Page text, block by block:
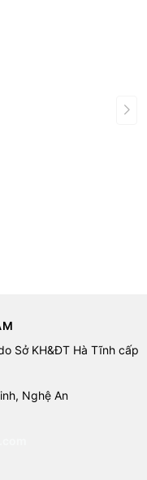
Sở KH&ĐT Hà Tĩnh cấp
Nghệ An